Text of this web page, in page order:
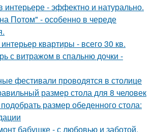
интерьере - эффектно и натурально.
Потом" - особенно в череде
квартиры - всего 30 кв.
с витражом в спальню дочки -
фестивали проводятся в столице
размер стола для 8 человек
размер обеденного стола:
бабушке - с любовью и заботой.